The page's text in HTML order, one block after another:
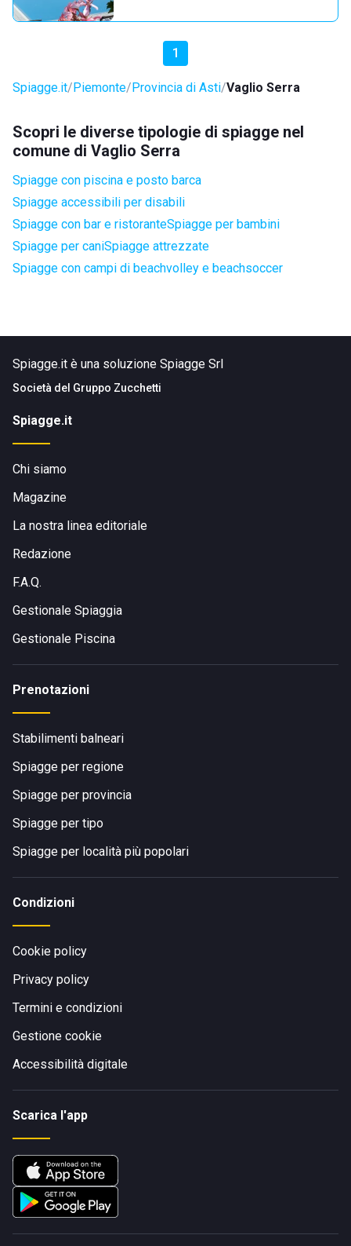
1
Spiagge.it Piemonte Provincia di Asti Vaglio Serra
Scopri le diverse tipologie di spiagge nel
comune di Vaglio Serra
Spiagge con piscina e posto barca
Spiagge accessibili per disabili
Spiagge con bar e ristoranteSpiagge per bambini
Spiagge per caniSpiagge attrezzate
Spiagge con campi di beachvolley e beachsoccer
Spiagge.it è una soluzione Spiagge Srl
Società del Gruppo Zucchetti
Spiagge.it
Chi siamo
Magazine
La nostra linea editoriale
Redazione
F.A.Q.
Gestionale Spiaggia
Gestionale Piscina
Prenotazioni
Stabilimenti balneari
Spiagge per regione
Spiagge per provincia
Spiagge per tipo
Spiagge per località più popolari
Condizioni
Cookie policy
Privacy policy
Termini e condizioni
Gestione cookie
Accessibilità digitale
Scarica l'app